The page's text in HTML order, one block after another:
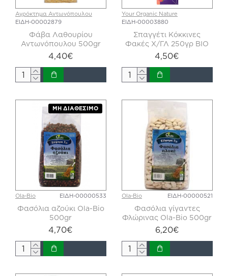
Αγρόκτημα Αντωνόπουλου
ΕΙΔΗ-00002879
Φάβα Λαθουρίου
Αντωνόπουλου 500gr
4,40€
Your Organic Nature
ΕΙΔΗ-00003880
Σπαγγέτι Κόκκινες
Φακές Χ/ΓΛ 250γρ ΒΙΟ
4,50€
ΜΗ ΔΙΑΘΈΣΙΜΟ
Ola-Bio ΕΙΔΗ-00000533
Φασόλια αζούκι Ola-Bio
500gr
4,70€
Ola-Bio ΕΙΔΗ-00000521
Φασόλια γίγαντες
Φλώρινας Ola-Bio 500gr
6,20€